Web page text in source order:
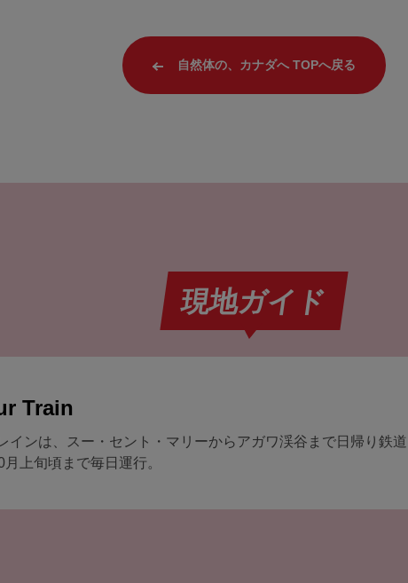
自然体の、カナダへ TOPへ戻る
現地ガイド
Train
インは、スー・セント・マリーからアガワ渓谷まで日帰り鉄
上旬頃まで毎日運行。